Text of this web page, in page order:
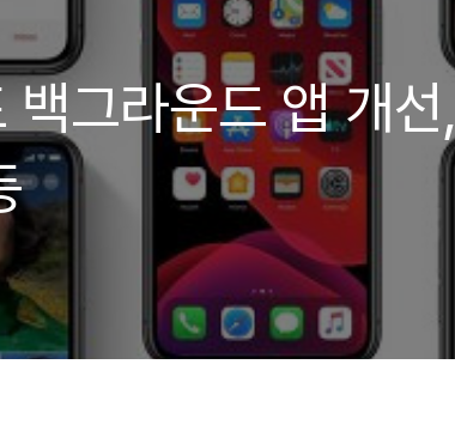
그라운드 앱 개선,